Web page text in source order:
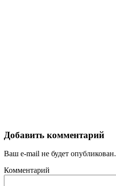
Добавить комментарий
Ваш e-mail не будет опубликован.
Комментарий